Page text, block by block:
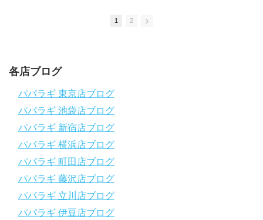
ダイビングのこんな情報を知りたいなどありましたらコメントを
～～～～～～～～～～～～～～～～～～～～～～～～～～～～
1986年創業！国内最大規模のスキューバダイビングスクール。
徹底した安全管理と、国内トップクラスの初心者ダイビングライ
センス認定実績。
～～～～～～～～～～～～～～～～～～～～～～～～～～～～
【スマホで見れるWebマニュアル！】
パパラギ公式LINEにご登録の上、メニューから「動画資料」を
タップ！
↓↓↓↓↓↓こちら
↓↓↓↓↓↓
https://www.papalagi.co.jp/lp/line_registration/.
＿＿＿＿＿＿＿＿＿＿＿＿＿＿＿＿＿＿＿＿＿＿＿＿＿＿＿＿
1 2
各店ブログ
パパラギ 東京店ブログ
パパラギ 池袋店ブログ
パパラギ 新宿店ブログ
パパラギ 横浜店ブログ
パパラギ 町田店ブログ
パパラギ 藤沢店ブログ
パパラギ 立川店ブログ
パパラギ 伊豆店ブログ